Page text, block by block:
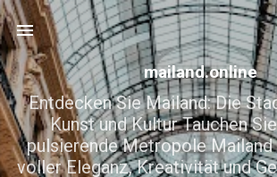
Direkt zum
mailand.online
Entdecken Sie Mailand: Die
Kunst und Kultur Tauchen
pulsierende Metropole
voller Eleganz, Kreativität und